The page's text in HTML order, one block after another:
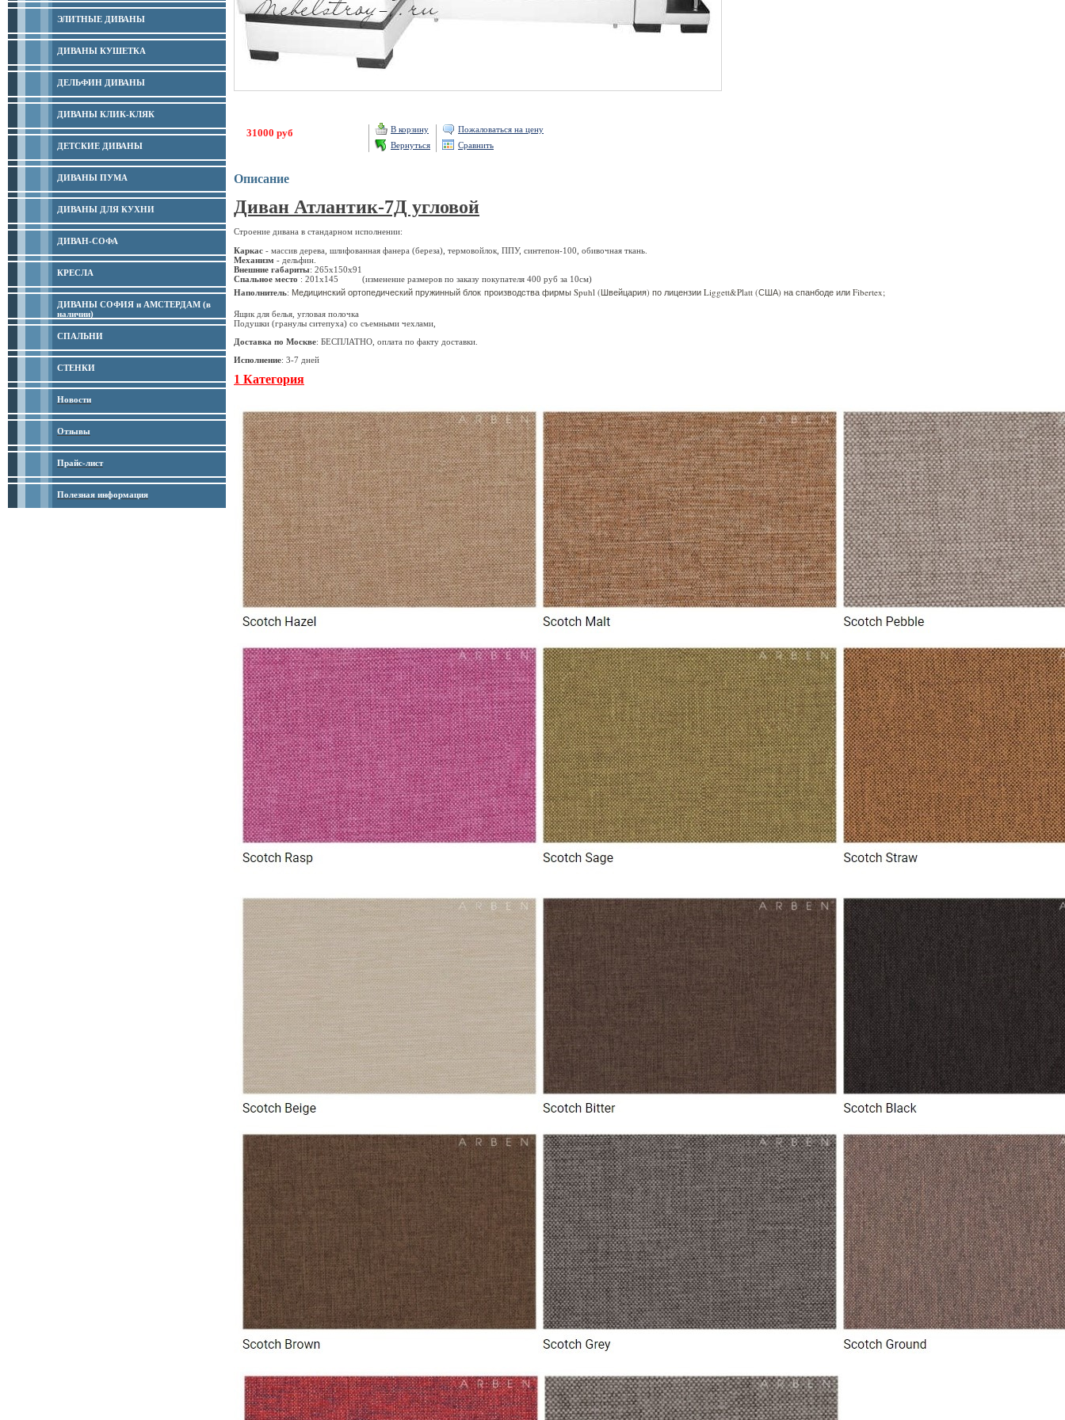
ЭЛИТНЫЕ ДИВАНЫ
ДИВАНЫ КУШЕТКА
ДЕЛЬФИН ДИВАНЫ
ДИВАНЫ КЛИК-КЛЯК
ДЕТСКИЕ ДИВАНЫ
ДИВАНЫ ПУМА
ДИВАНЫ ДЛЯ КУХНИ
ДИВАН-СОФА
КРЕСЛА
ДИВАНЫ СОФИЯ и АМСТЕРДАМ (в
наличии)
СПАЛЬНИ
СТЕНКИ
Новости
Отзывы
Прайс-лист
Полезная информация
31000 руб
В корзину
Вернуться
Пожаловаться на цену
Сравнить
Описание
Диван Атлантик-7Д угловой
Строение дивана в стандарном исполнении:
Каркас - массив дерева, шлифованная фанера (береза), термовойлок, ППУ, синтепон-100, обивочная ткань.
Механизм - дельфин.
Внешние габариты: 265x150x91
Спальное место : 201х145 (изменение размеров по заказу покупателя 400 руб за 10см)
Наполнитель: Медицинский ортопедический пружинный блок производства фирмы Spuhl (Швейцария) по лицензии Liggett&Platt (США) на спанбоде или Fibertex;
Ящик для белья, угловая полочка
Подушки (гранулы ситепуха) со съемными чехлами,
Доставка по Москве: БЕСПЛАТНО, оплата по факту доставки.
Исполнение: 3-7 дней
1 Категория